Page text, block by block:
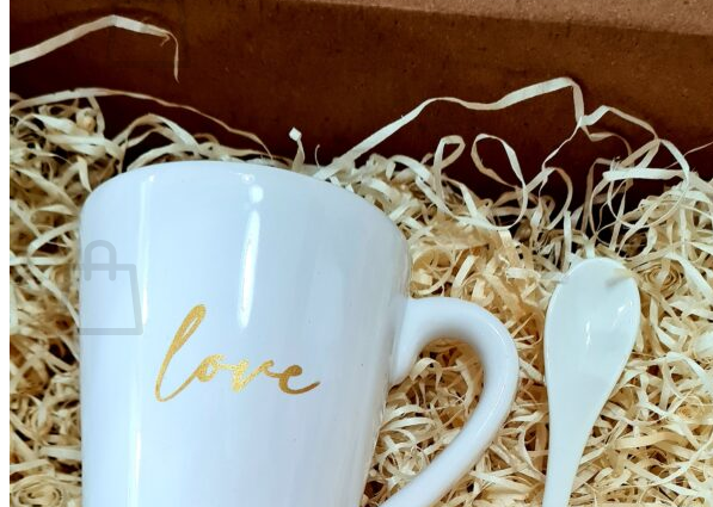
No hay productos en el carrito.
Volver a la tienda
0
Carrito
No hay productos en el carrito.
Volver a la tienda